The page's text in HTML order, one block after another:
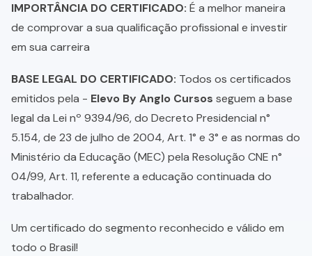
IMPORTÂNCIA DO CERTIFICADO: É a melhor maneira
de comprovar a sua qualificação profissional e investir
em sua carreira
BASE LEGAL DO CERTIFICADO: Todos os certificados
emitidos pela - Elevo By Anglo Cursos seguem a base
legal da Lei nº 9394/96, do Decreto Presidencial n°
5.154, de 23 de julho de 2004, Art. 1° e 3° e as normas do
Ministério da Educação (MEC) pela Resolução CNE n°
04/99, Art. 11, referente a educação continuada do
trabalhador.
Um certificado do segmento reconhecido e válido em
todo o Brasil!